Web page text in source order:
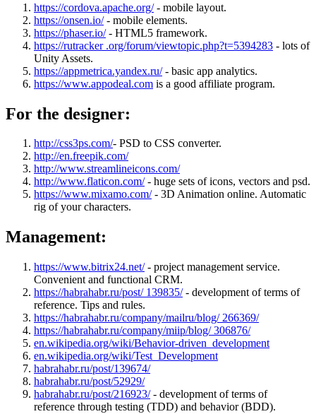
https://cordova.apache.org/- mobile layout.
https://onsen.io/- mobile elements.
https://phaser.io/- HTML5 framework.
https://rutracker .org/forum/viewtopic.php?t=5394283 - lots of
Unity Assets.
https://appmetrica.yandex.ru/- basic app analytics.
https://www.appodeal.com is a good affiliate program.
For the designer:
http://css3ps.com/- PSD to CSS converter.
http://en.freepik.com/
http://www.streamlineicons.com/
http://www.flaticon.com/- huge sets of icons, vectors and psd.
https://www.mixamo.com/- 3D Animation online. Automatic
rig of your characters.
Management:
https://www.bitrix24.net/- project management service.
Convenient and functional CRM.
https://habrahabr.ru/post/ 139835/- development of terms of
reference. Tips and rules.
https://habrahabr.ru/company/mailru/blog/ 266369/
https://habrahabr.ru/company/miip/blog/ 306876/
en.wikipedia.org/wiki/Behavior-driven_development
en.wikipedia.org/wiki/Test_Development
habrahabr.ru/post/139674/
habrahabr.ru/post/52929/
habrahabr.ru/post/216923/- development of terms of
reference through testing (TDD) and behavior (BDD).